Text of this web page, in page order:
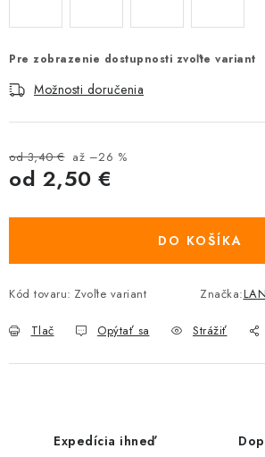
Pre zobrazenie dostupnosti zvoľte variant
Možnosti doručenia
od 3,40 € až –26 %
od 2,50 €
DO KOŠÍKA
Kód tovaru: Zvoľte variant Značka:
Tlač Opýtať sa Strážiť
Expedícia ihneď